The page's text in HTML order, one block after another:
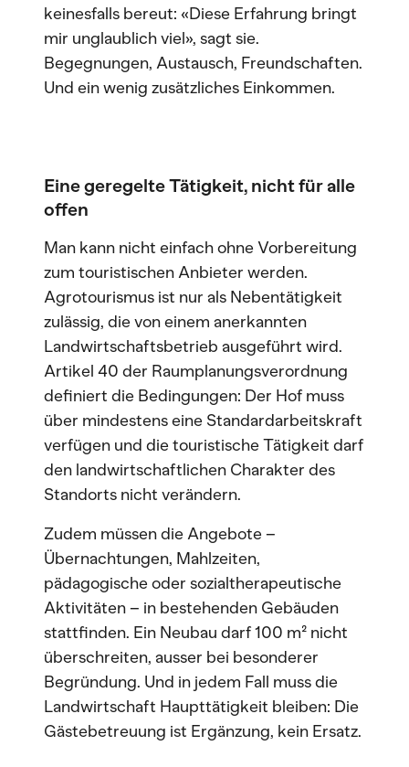
keinesfalls bereut: «Diese Erfahrung bringt
mir unglaublich viel», sagt sie.
Begegnungen, Austausch, Freundschaften.
Und ein wenig zusätzliches Einkommen.
Eine geregelte Tätigkeit, nicht für alle
offen
Man kann nicht einfach ohne Vorbereitung
zum touristischen Anbieter werden.
Agrotourismus ist nur als Nebentätigkeit
zulässig, die von einem anerkannten
Landwirtschaftsbetrieb ausgeführt wird.
Artikel 40 der Raumplanungsverordnung
definiert die Bedingungen: Der Hof muss
über mindestens eine Standardarbeitskraft
verfügen und die touristische Tätigkeit darf
den landwirtschaftlichen Charakter des
Standorts nicht verändern.
Zudem müssen die Angebote –
Übernachtungen, Mahlzeiten,
pädagogische oder sozialtherapeutische
Aktivitäten – in bestehenden Gebäuden
stattfinden. Ein Neubau darf 100 m² nicht
überschreiten, ausser bei besonderer
Begründung. Und in jedem Fall muss die
Landwirtschaft Haupttätigkeit bleiben: Die
Gästebetreuung ist Ergänzung, kein Ersatz.